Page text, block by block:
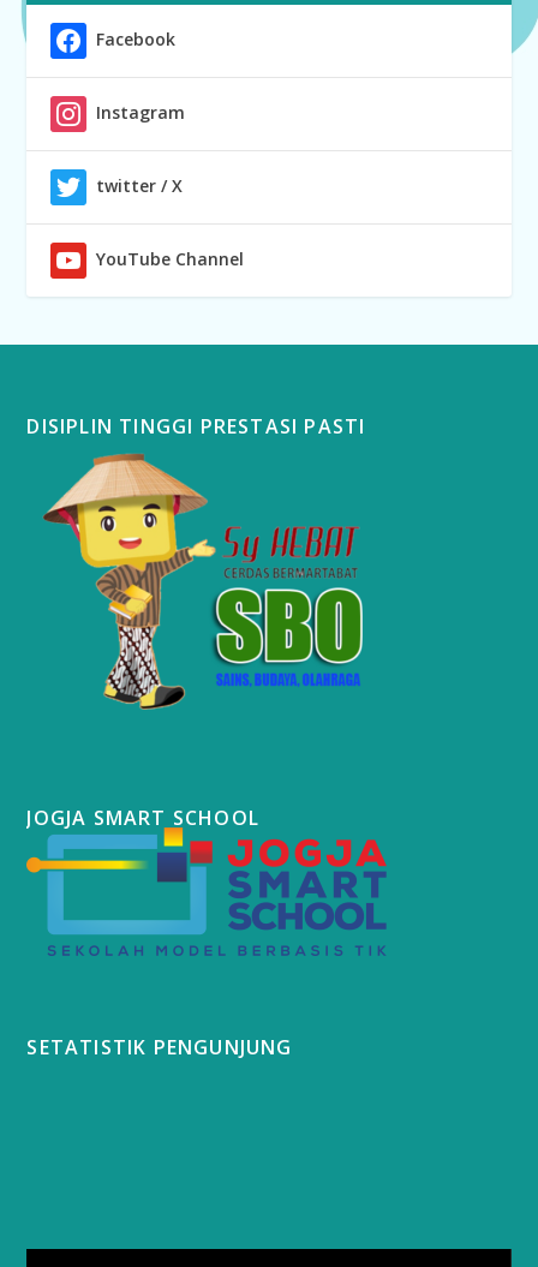
Facebook
Instagram
twitter / X
YouTube Channel
DISIPLIN TINGGI PRESTASI PASTI
JOGJA SMART SCHOOL
SETATISTIK PENGUNJUNG